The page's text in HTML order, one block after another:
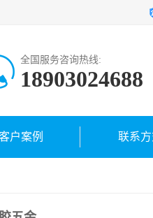
全国服务咨询热线:
18903024688
户案例 联系